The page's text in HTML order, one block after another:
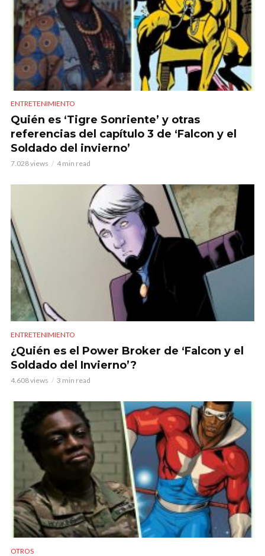
ENTRETENIMIENTO
Quién es ‘Tigre Sonriente’ y otras
referencias del capítulo 3 de ‘Falcon y el
Soldado del invierno’
7.028 views 4 min read
ENTRETENIMIENTO
¿Quién es el Power Broker de ‘Falcon y el
Soldado del Invierno’?
4.608 views 3 min read
OTROS